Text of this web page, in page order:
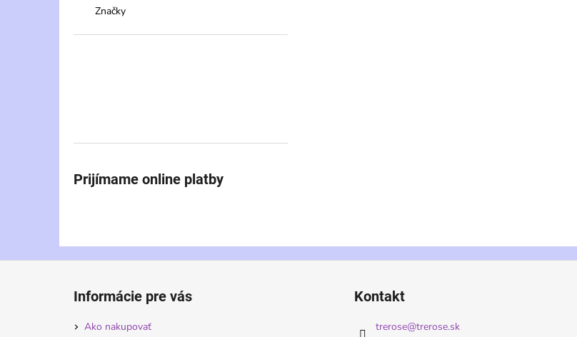
Značky
Prijímame online platby
Informácie pre vás
Ako nakupovať
Kontakt
trerose@trerose.sk